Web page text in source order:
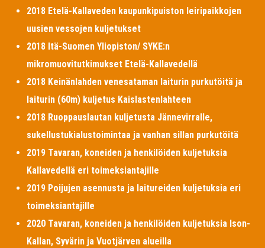
2018 Etelä-Kallaveden kaupunkipuiston leiripaikkojen
uusien vessojen kuljetukset
2018 Itä-Suomen Yliopiston/ SYKE:n
mikromuovitutkimukset Etelä-Kallavedellä
2018 Keinänlahden venesataman laiturin purkutöitä ja
laiturin (60m) kuljetus Kaislastenlahteen
2018 Ruoppauslautan kuljetusta Jännevirralle,
sukellustukialustoimintaa ja vanhan sillan purkutöitä
2019 Tavaran, koneiden ja henkilöiden kuljetuksia
Kallavedellä eri toimeksiantajille
2019 Poijujen asennusta ja laitureiden kuljetuksia eri
toimeksiantajille
2020 Tavaran, koneiden ja henkilöiden kuljetuksia Ison-
Kallan, Syvärin ja Vuotjärven alueilla